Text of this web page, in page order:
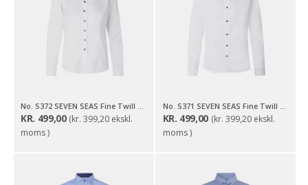
No. S372 SEVEN SEAS Fine Twill Contrast | modern | dame
KR. 499,00 (kr. 399,20 ekskl.
moms )
No. S371 SEVEN SEAS Fine Twill Contrast | slim
KR. 499,00 (kr. 399,20ekskl.
moms )